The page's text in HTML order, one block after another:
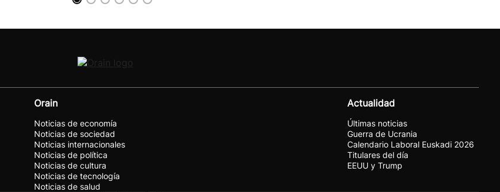
Orain
Noticias de economía
Noticias de sociedad
Noticias internacionales
Noticias de política
Noticias de cultura
Noticias de tecnología
Noticias de salud
Actualidad
Últimas noticias
Guerra de Ucrania
Calendario Laboral Euskadi 2026
Titulares del día
EEUU y Trump